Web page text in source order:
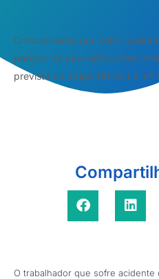
O trabalhador que sofre
período de experiência tem
prevista no artigo 118 da Lei nº
O trabalhador que sofre